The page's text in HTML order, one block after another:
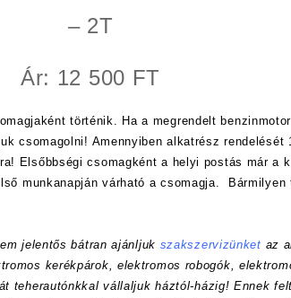
– 2T
Ár: 12 500 FT
történik. Ha a megrendelt
csomagolni! Amennyiben alkatrész rendelését
Elsőbbségi csomagként a helyi postás már a
munkanapján várható a csomagja. Bármilyen
jelentős bátran ajánljuk szakszervizünket az
kerékpárok, elektromos robogók,
teherautónkkal vállaljuk háztól-házig! Ennek